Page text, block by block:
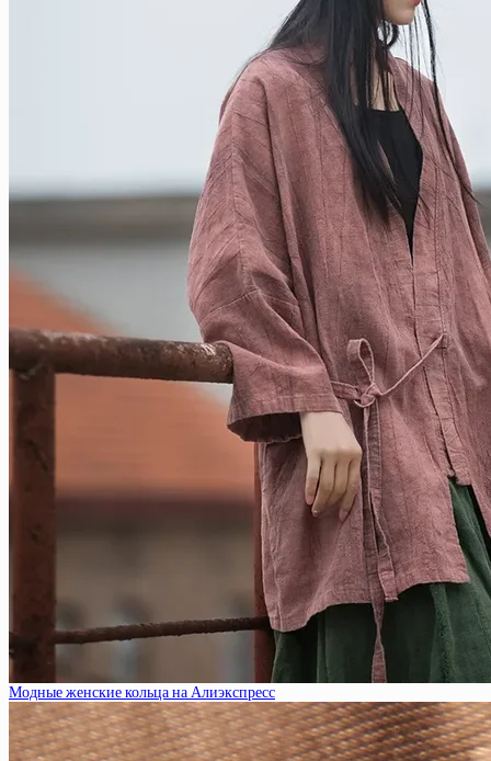
Модные женские кольца на Алиэкспресс